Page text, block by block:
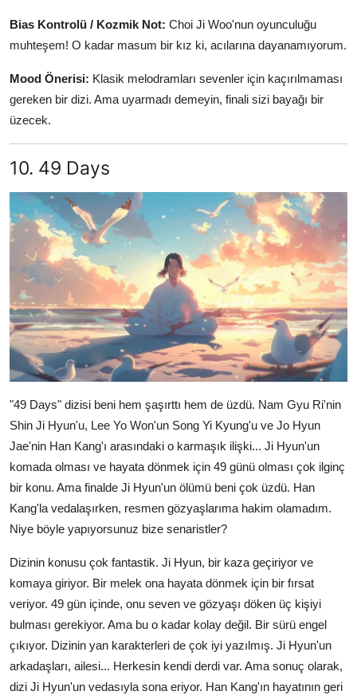
Bias Kontrolü / Kozmik Not: Choi Ji Woo'nun oyunculuğu
muhteşem! O kadar masum bir kız ki, acılarına dayanamıyorum.
Mood Önerisi: Klasik melodramları sevenler için kaçırılmaması
gereken bir dizi. Ama uyarmadı demeyin, finali sizi bayağı bir
üzecek.
10. 49 Days
"49 Days" dizisi beni hem şaşırttı hem de üzdü. Nam Gyu Ri'nin
Shin Ji Hyun'u, Lee Yo Won'un Song Yi Kyung'u ve Jo Hyun
Jae'nin Han Kang'ı arasındaki o karmaşık ilişki... Ji Hyun'un
komada olması ve hayata dönmek için 49 günü olması çok ilginç
bir konu. Ama finalde Ji Hyun'un ölümü beni çok üzdü. Han
Kang'la vedalaşırken, resmen gözyaşlarıma hakim olamadım.
Niye böyle yapıyorsunuz bize senaristler?
Dizinin konusu çok fantastik. Ji Hyun, bir kaza geçiriyor ve
komaya giriyor. Bir melek ona hayata dönmek için bir fırsat
veriyor. 49 gün içinde, onu seven ve gözyaşı döken üç kişiyi
bulması gerekiyor. Ama bu o kadar kolay değil. Bir sürü engel
çıkıyor. Dizinin yan karakterleri de çok iyi yazılmış. Ji Hyun'un
arkadaşları, ailesi... Herkesin kendi derdi var. Ama sonuç olarak,
dizi Ji Hyun'un vedasıyla sona eriyor. Han Kang'ın hayatının geri